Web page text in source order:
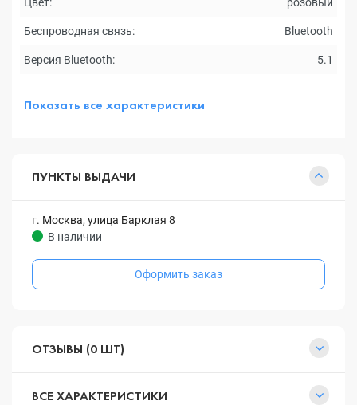
Беспроводная связь: Bluetooth
Версия Bluetooth: 5.1
Показать все характеристики
ПУНКТЫ ВЫДАЧИ
г. Москва, улица Барклая 8
В наличии
Оформить заказ
ОТЗЫВЫ (0 ШТ)
ВСЕ ХАРАКТЕРИСТИКИ